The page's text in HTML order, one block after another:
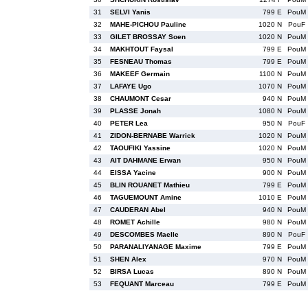
31
SELVI Yanis 799 E
PouM
32
MAHE-PICHOU Pauline 1020 N
PouF
33
GILET BROSSAY Soen 1020 N
PouM
34
MAKHTOUT Faysal 799 E
PouM
35
FESNEAU Thomas 799 E
PouM
36
MAKEEF Germain 1100 N
PouM
37
LAFAYE Ugo 1070 N
PouM
38
CHAUMONT Cesar 940 N
PouM
39
PLASSE Jonah 1080 N
PouM
40
PETER Lea 950 N
PouF
41
ZIDON-BERNABE Warrick 1020 N
PouM
42
TAOUFIKI Yassine 1020 N
PouM
43
AIT DAHMANE Erwan 950 N
PouM
44
EISSA Yacine 900 N
PouM
45
BLIN ROUANET Mathieu 799 E
PouM
46
TAGUEMOUNT Amine 1010 E
PouM
47
CAUDERAN Abel 940 N
PouM
48
ROMET Achille 980 N
PouM
49
DESCOMBES Maelle 890 N
PouF
50
PARANALIYANAGE Maxime 799 E
PouM
51
SHEN Alex 970 N
PouM
52
BIRSA Lucas 890 N
PouM
53
FEQUANT Marceau 799 E
PouM